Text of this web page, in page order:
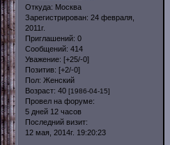
Откуда: Москва
Зарегистрирован: 24 февраля,
2011г.
Приглашений: 0
Сообщений: 414
Уважение: [+25/-0]
Позитив: [+2/-0]
Пол: Женский
Возраст: 40 [1986-04-15]
Провел на форуме:
5 дней 12 часов
Последний визит:
12 мая, 2014г. 19:20:23